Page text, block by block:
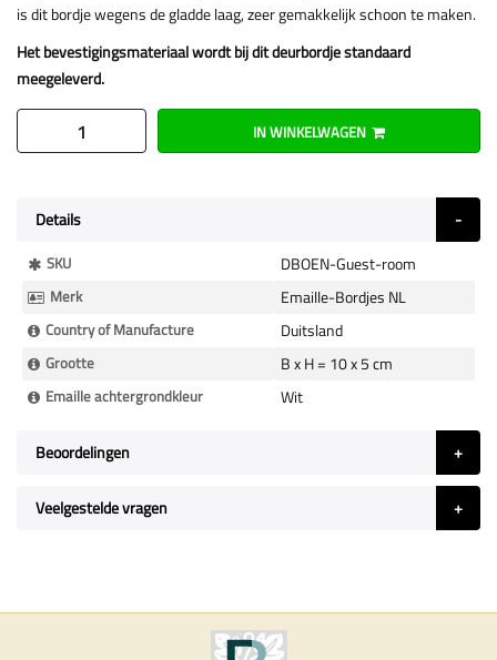
is dit bordje wegens de gladde laag, zeer gemakkelijk schoon te maken.
Het bevestigingsmateriaal wordt bij dit deurbordje standaard
meegeleverd.
IN WINKELWAGEN
Details
Meer
Informatie
SKU DBOEN-Guest-room
Merk Emaille-Bordjes NL
Country of Manufacture Duitsland
Grootte B x H = 10 x 5 cm
Emaille achtergrondkleur Wit
Beoordelingen
Veelgestelde vragen